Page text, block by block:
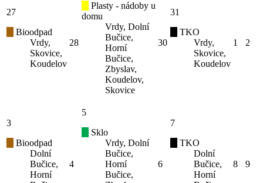
27
Bioodpad
Vrdy,
Skovice,
Koudelov
28
Plasty - nádoby u
domu
Vrdy, Dolní
Bučice,
Horní
Bučice,
Zbyslav,
Koudelov,
Skovice
30
31
TKO
Vrdy,
Skovice,
Koudelov
1 2
3
Bioodpad
Dolní
Bučice,
Horní
4
5
Sklo
Vrdy, Dolní
Bučice,
Horní
Bučice,
6
7
TKO
Dolní
Bučice,
Horní
8 9